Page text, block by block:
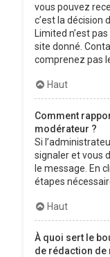
vous pouvez
c’est la décision
Limited n’est
site donné.
comprenez pas
Haut
Comment
modérateur ?
Si
signaler et vous
le message. En
étapes
Haut
À quoi sert le
de rédaction de